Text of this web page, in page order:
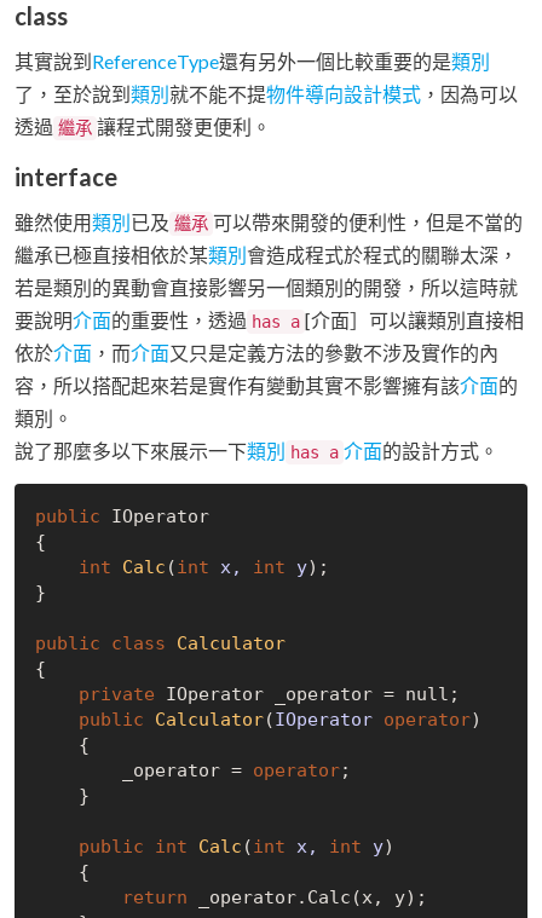
class
其實說到 ReferenceType還有另外一個比較重要的是類別
了，至於說到 類別 就不能不提物件導向設計模式 ，因為可以
透過 繼承 讓程式開發更便利。
interface
雖然使用類別 已及 繼承 可以帶來開發的便利性，但是不當的
繼承已極直接相依於某類別 會造成程式於程式的關聯太深，
若是類別的異動會直接影響另一個類別的開發，所以這時就
要說明介面的重要性，透過 has a [介面］可以讓類別直接相
依於介面 ，而介面又只是定義方法的參數不涉及實作的內
容，所以搭配起來若是實作有變動其實不影響擁有該介面的
類別。
說了那麼多以下來展示一下類別 has a 介面的設計方式。
public IOperator
{
int
Calc (int x, int y) ;
}
public class
Calculator
{
private IOperator _operator = null ;
public
Calculator(IOperator operator)
        _operator =
operator;
public int Calc (int x, int y)
return _operator.Calc(x, y);